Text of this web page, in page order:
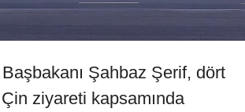
Şahbaz Şerif, dört
ziyareti kapsamında